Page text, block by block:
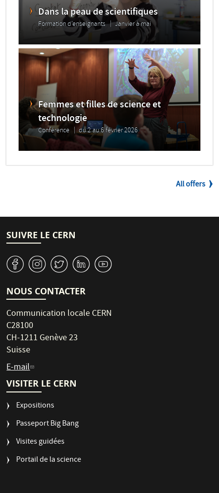
Dans la peau de scientifiques
Formation d'enseignants Janvier à mai
Femmes et filles de science et
technologie
Conférence du 2 au 6 février 2026
All offers
SUIVRE LE CERN
v J W M 1
NOUS CONTACTER
Communication locale CERN
C28100
CH-1211 Genève 23
Suisse
E-mail
VISITER LE CERN
Expositions
Passeport Big Bang
Visites guidées
Portail de la science